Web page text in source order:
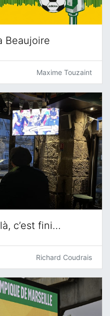
Beaujoire
Maxime Touzaint
c’est fini…
Richard Coudrais